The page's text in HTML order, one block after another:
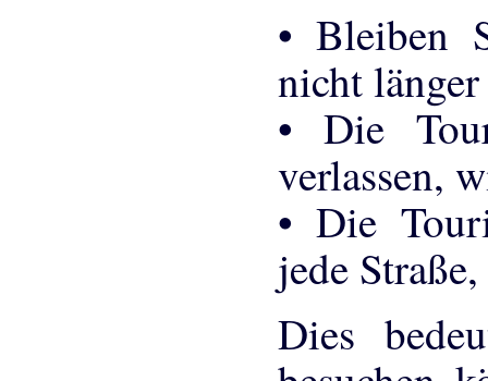
• Bleiben
nicht
• Die
verlassen,
• Die
jede
Dies